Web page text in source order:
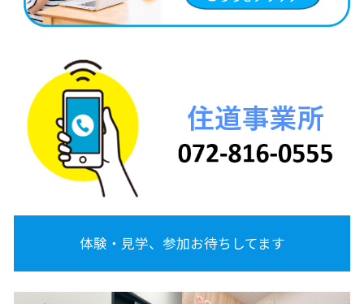
体験・見学、参加お待ちしてます